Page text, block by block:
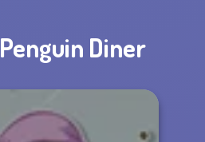
Penguin Diner